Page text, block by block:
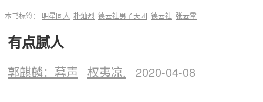
本书标签： 明星同人 朴灿烈 德云社男子天团 德云社 张云雷
有点腻人
郭麒麟：暮声 权夷凉. 2020-04-08